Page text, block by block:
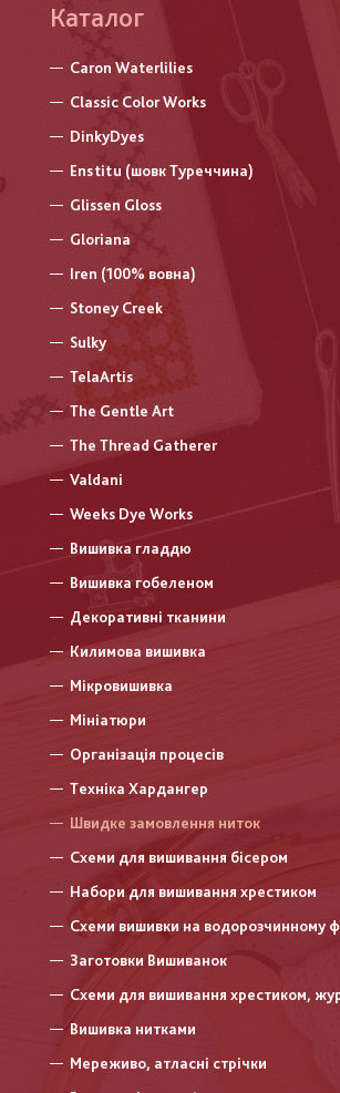
Каталог
Caron Waterlilies
Classic Color Works
DinkyDyes
Enstitu (шовк Туреччина)
Glissen Gloss
Gloriana
Iren (100% вовна)
Stoney Creek
Sulky
TelaArtis
The Gentle Art
The Thread Gatherer
Valdani
Weeks Dye Works
Вишивка гладдю
Вишивка гобеленом
Декоративні тканини
Килимова вишивка
Мікровишивка
Мініатюри
Організація процесів
Техніка Хардангер
Швидке замовлення ниток
Схеми для вишивання бісером
Набори для вишивання хрестиком
Схеми вишивки на водорозчинному
Заготовки Вишиванок
Схеми для вишивання хрестиком,
Вишивка нитками
Мереживо, атласні стрічки